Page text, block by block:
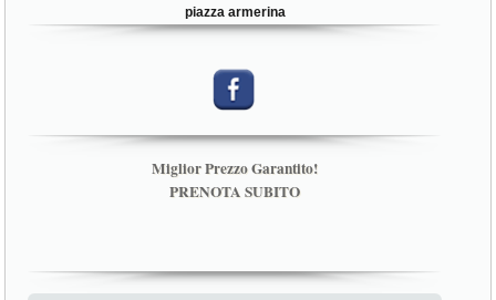
piazza armerina
Miglior Prezzo Garantito!
PRENOTA SUBITO